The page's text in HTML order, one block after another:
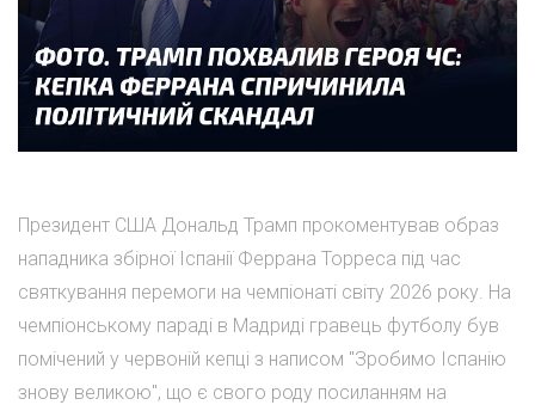
Президент США Дональд Трамп прокоментував образ
нападника збірної Іспанії Феррана Торреса під час
святкування перемоги на чемпіонаті світу 2026 року. На
чемпіонському параді в Мадриді гравець футболу був
помічений у червоній кепці з написом "Зробимо Іспанію
знову великою", що є свого роду посиланням на